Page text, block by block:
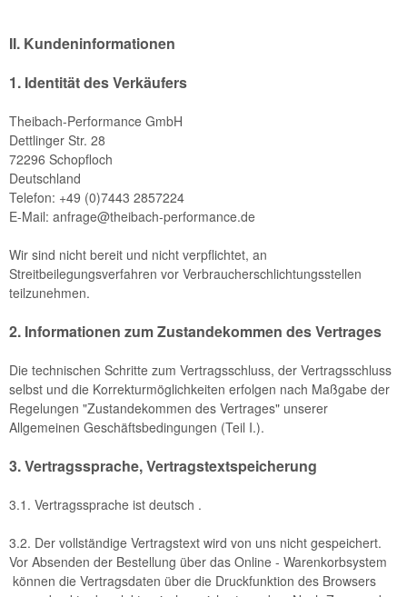
II. Kundeninformationen
1. Identität des Verkäufers
Theibach-Performance GmbH
Dettlinger Str. 28
72296 Schopfloch
Deutschland
Telefon: +49 (0)7443 2857224
E-Mail: anfrage@theibach-performance.de
Wir sind nicht bereit und nicht verpflichtet, an
Streitbeilegungsverfahren vor Verbraucherschlichtungsstellen
teilzunehmen.
2. Informationen zum Zustandekommen des Vertrages
Die technischen Schritte zum Vertragsschluss, der Vertragsschluss
selbst und die Korrekturmöglichkeiten erfolgen nach Maßgabe der
Regelungen "Zustandekommen des Vertrages" unserer
Allgemeinen Geschäftsbedingungen (Teil I.).
3. Vertragssprache, Vertragstextspeicherung
3.1. Vertragssprache ist deutsch .
3.2. Der vollständige Vertragstext wird von uns nicht gespeichert.
Vor Absenden der Bestellung über das Online - Warenkorbsystem
können die Vertragsdaten über die Druckfunktion des Browsers